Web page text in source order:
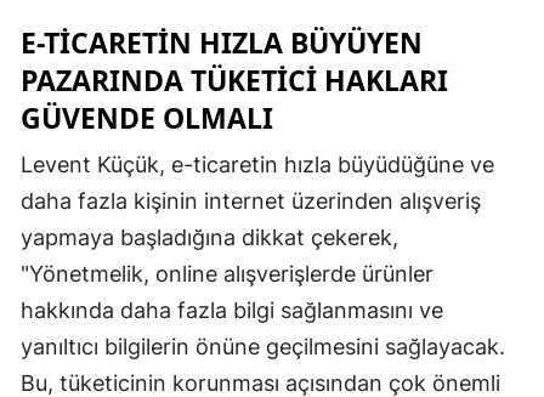
Yalova
Karabük
Düzce
E-TICARETIN HIZLA BÜYÜYEN
PAZARINDA TÜKETICI HAKLARI
GÜVENDE OLMALI
Levent Küçük, e-ticaretin hızla büyüdüğüne ve
daha fazla kişinin internet üzerinden alışveriş
yapmaya başladığına dikkat çekerek,
"Yönetmelik, online alışverişlerde ürünler
hakkında daha fazla bilgi sağlanmasını ve
yanıltıcı bilgilerin önüne geçilmesini sağlayacak.
Bu, tüketicinin korunması açısından çok önemli